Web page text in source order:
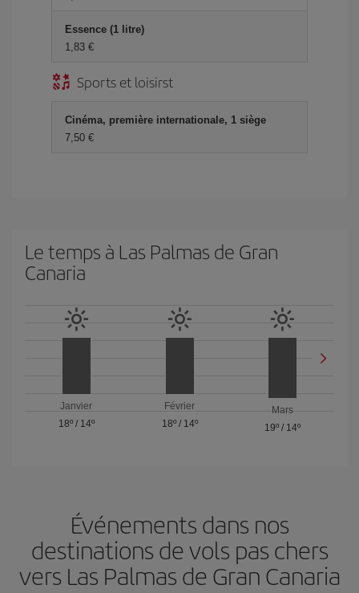
Essence (1 litre)
1,83 €
Sports et loisirst
Cinéma, première internationale, 1 siège
7,50 €
Le temps à Las Palmas de Gran
Canaria
Janvier
18º/ 14º
Février
18º/ 14º
Mars
19º / 14º
Événements dans nos
destinations de vols pas chers
vers Las Palmas de Gran Canaria